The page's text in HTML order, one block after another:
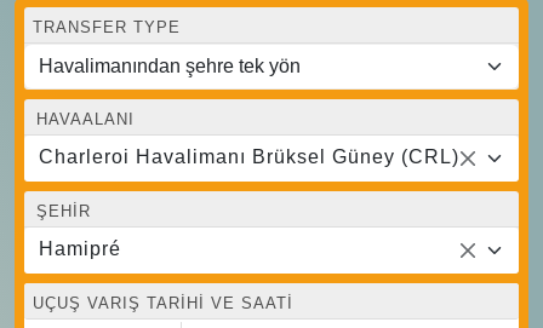
TRANSFER TYPE
HAVAALANI
Charleroi Havalimanı Brüksel Güney (CRL)
ŞEHIR
Hamipré
UÇUŞ VARIŞ TARIHI VE SAATI